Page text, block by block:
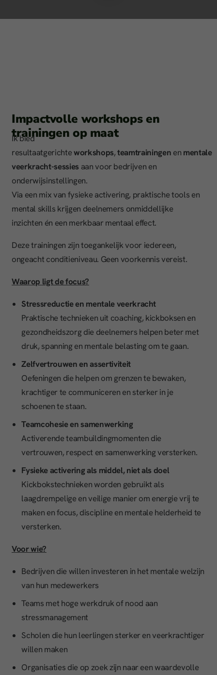
Impactvolle workshops en
trainingen op maat
Ik bied
resultaatgerichteworkshops,teamtrainingen en mentale
veerkracht-sessiesaan voor bedrijven en
onderwijsinstellingen.
Via een mix van fysieke activering, praktische tools en
mental skills krijgen deelnemers onmiddellijke
inzichten én een merkbaar mentaal effect.
Deze trainingen zijn toegankelijk voor iedereen,
ongeacht conditieniveau. Geen voorkennis vereist.
Waarop ligt de focus?
Stressreductie en mentale veerkracht
Praktische technieken uit coaching, kickboksen en
gezondheidszorg die deelnemers helpen beter met
druk, spanning en mentale belasting om te gaan.
Zelfvertrouwen en assertiviteit
Oefeningen die helpen om grenzen te bewaken,
krachtiger te communiceren en sterker in je
schoenen te staan.
Teamcohesie en samenwerking
Activerende teambuildingmomenten die
vertrouwen, respect en samenwerking versterken.
Fysieke activering als middel, niet als doel
Kickbokstechnieken worden gebruikt als
laagdrempelige en veilige manier om energie vrij te
maken en focus, discipline en mentale helderheid te
versterken.
Voor wie?
Bedrijven die willen investeren in het mentale welzijn
van hun medewerkers
Teams met hoge werkdruk of nood aan
stressmanagement
Scholen die hun leerlingen sterker en veerkrachtiger
willen maken
Organisaties die op zoek zijn naar een waardevolle